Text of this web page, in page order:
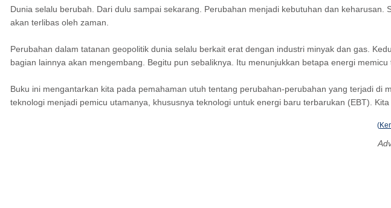
Dunia selalu berubah. Dari dulu sampai sekarang. Perubahan menjadi kebutuhan dan
akan terlibas oleh zaman.
Perubahan dalam tatanan geopolitik dunia selalu berkait erat dengan industri minyak dan gas.
bagian lainnya akan mengembang. Begitu pun sebaliknya. Itu menunjukkan betapa energi
Buku ini mengantarkan kita pada pemahaman utuh tentang perubahan-perubahan yang terjadi
teknologi menjadi pemicu utamanya, khususnya teknologi untuk energi baru terbarukan (EBT).
(